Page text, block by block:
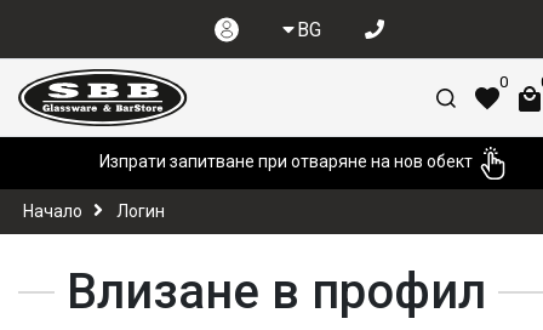
BG
0
Изпрати запитване при отваряне на нов обект
Начало Логин
Влизане в профил